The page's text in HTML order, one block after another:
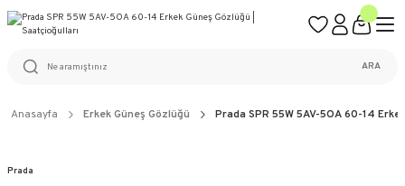
%100 ORİJİNAL ÜRÜN GARANTİSİ
ARA
Anasayfa Erkek Güneş Gözlüğü Prada SPR 55W 5AV-5OA 60-14
Prada